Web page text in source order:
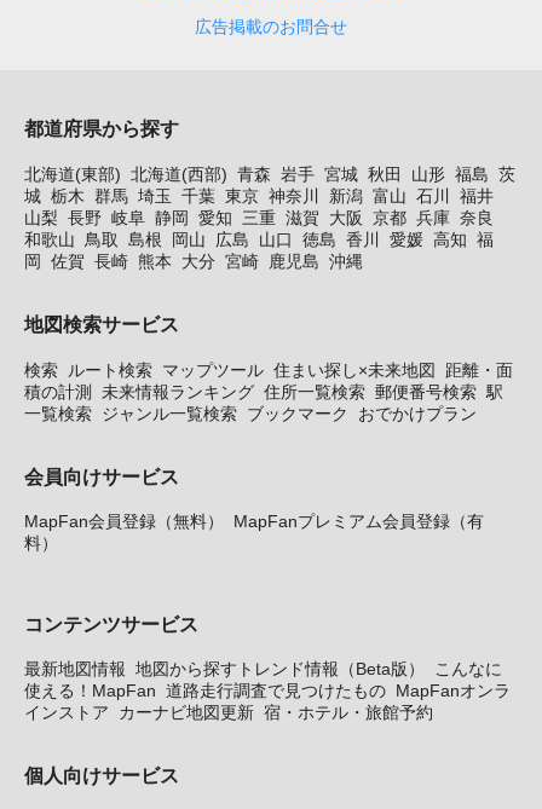
広告掲載のお問合せ
都道府県から探す
北海道(東部) 北海道(西部) 青森 岩手 宮城 秋田 山形 福島 茨
城 栃木 群馬 埼玉 千葉 東京 神奈川 新潟 富山 石川
福井
山梨 長野 岐阜 静岡 愛知 三重 滋賀 大阪 京都 兵庫 奈良
和歌山
鳥取 島根 岡山 広島 山口 徳島 香川 愛媛 高知 福
岡
佐賀 長崎 熊本 大分 宮崎 鹿児島 沖縄
地図検索サービス
検索 ルート検索 マップツール 住まい探し×未来地図
距離・面
積の計測 未来情報ランキング 住所一覧検索 郵便番号検索 駅
一覧検索 ジャンル一覧検索 ブックマーク おでかけプラン
会員向けサービス
MapFan会員登録（無料）
MapFanプレミアム会員登録（有
料）
コンテンツサービス
最新地図情報 地図から探すトレンド情報（Beta版）
こんなに
使える！MapFan 道路走行調査で見つけたもの MapFanオンラ
インストア
カーナビ地図更新 宿・ホテル・旅館予約
個人向けサービス